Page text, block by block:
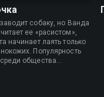
собаку, но Ванда
ее «расистом»,
начинает лаять только
Популярность
общества